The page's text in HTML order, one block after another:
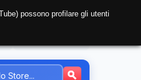
possono profilare gli utenti